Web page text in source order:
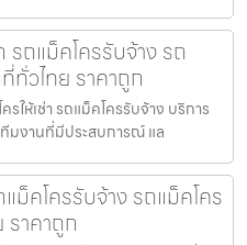
ถแม็คโครรับจ้าง รถ
ทั่วไทย ราคาถูก
ให้เช่า รถแม็คโครรับจ้าง บริการ
มงานที่มีประสบการณ์ แล
ม็คโครรับจ้าง รถแม็คโคร
ราคาถูก